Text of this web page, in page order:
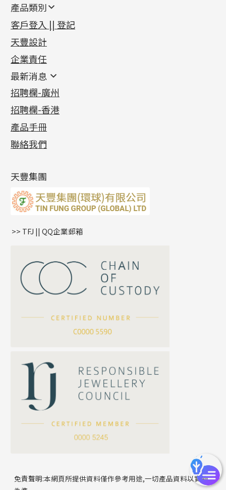
公司名稱
聯絡電話
產品類別
新產品
足金系列
足金配件
機織鏈系列
珠仔鏈
镶口链
管狀網鏈
十字車花鏈系列
十字閃O鏈系列
十字錘打鏈系列
側身車花鏈系列
側身鏈系列
雙十字鏈系列
水波鏈系列
蛇骨鏈系列
鏈尾系列
嘴唇鏈系列
S車花鏈系列
珍珠鏈系列
坦克鏈系列
滿天星鏈系列
方假繩鏈系列
首飾配件
耳環類配件
卷迫系列
螺絲迫系列
梅花迫系列
平臺迫系列
綫拍系列
美拍系列
耳環扣系列
耳綫/耳鈎系列
耳環爪頭
耳環
鏈類配件
動感車花吊墜
調節珠系列
生圈扣系列
龍蝦扣系列
鴨俐制系列
字母吊墜
相盒吊墜
項鏈吊墜
生肖吊墜
星座吊墜
珠扣
其他類配件
珠盤系列
袖口鈕系列
焊片及鐳射綫
空心車花管
珠類配件
無孔光身珠
空心光身珠
無孔批花珠
鑲口類
四爪頭系列
六爪頭系列
車花片
動感車花片
鑲口戒指
鑲口手鏈系列
首飾系列
手镯系列
戒指系列
空心耳環
空心车花管首饰链
空心手鐲系列
貴金屬原料
千足金
記憶金屬系列
記憶戒指
拉簧珠珠手鏈
記憶鈦手鐲
客戶登入 || 登記
天豐設計
企業責任
最新消息
最新消息
各項證書(2)
相片集(9)
展覽會資訊
最新產品資訊
招聘欄-廣州
招聘欄-香港
產品手冊
聯絡我們
天豐集團
>> TFJ || QQ企業郵箱
免責聲明:本網頁所提供資料僅作參考用途,一切產品資料以實物